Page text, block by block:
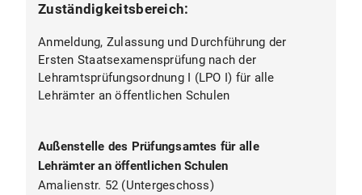
Zuständigkeitsbereich:
Anmeldung, Zulassung und Durchführung der
Ersten Staatsexamensprüfung nach der
Lehramtsprüfungsordnung I (LPO I) für alle
Lehrämter an öffentlichen Schulen
Außenstelle des Prüfungsamtes für alle
Lehrämter an öffentlichen Schulen
Amalienstr. 52 (Untergeschoss)